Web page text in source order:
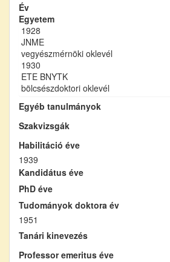
Év
Egyetem
1928
JNME
vegyészmérnöki oklevél
1930
ETE BNYTK
bölcsészdoktori oklevél
Egyéb tanulmányok
Szakvizsgák
Habilitáció éve
1939
Kandidátus éve
PhD éve
Tudományok doktora év
1951
Tanári kinevezés
Professor emeritus éve